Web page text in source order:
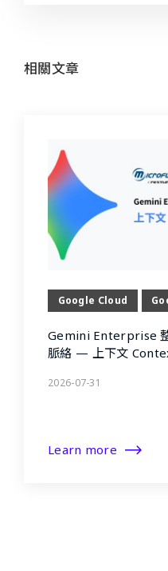
相關文章
Google Cloud
Gemini Enterprise
脈絡 — 上下文
2026-07-31
Learn more